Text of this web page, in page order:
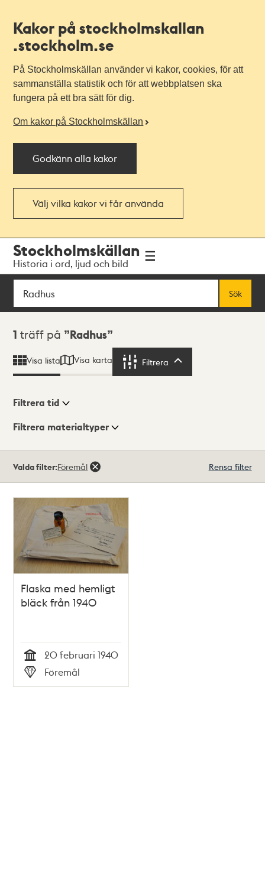
Kakor på stockholmskallan
.stockholm.se
På Stockholmskällan använder vi kakor, cookies, för att
sammanställa statistik och för att webbplatsen ska
fungera på ett bra sätt för dig.
Om kakor på Stockholmskällan
Godkänn alla kakor
Välj vilka kakor vi får använda
navigationen
huvudinnehållet
Stockholmskällan
Historia i ord, ljud och bild
Sök
Sök
Sökresultat
1 träff på Radhus
Visa lista Visa karta Filtrera
Visningsläge
Filtrera tid
Filtrera materialtyper
träffar
Valda filter:Föremål Rensa filter
Flaska med hemligt
bläck från 1940
Tid
20 februari 1940
Typ
Föremål